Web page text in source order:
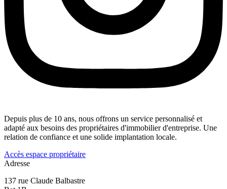
Depuis plus de 10 ans, nous offrons un service personnalisé et
adapté aux besoins des propriétaires d'immobilier d'entreprise. Une
relation de confiance et une solide implantation locale.
Accès espace propriétaire
Adresse
137 rue Claude Balbastre